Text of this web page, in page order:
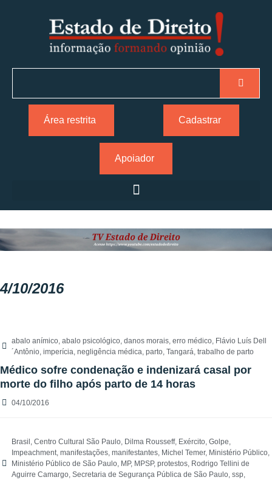
Área restrita Cadastrar
Apoiador
4/10/2016
abalo anímico, abalo psicológico, danos morais, erro médico, Flávio Luís Dell
´Antônio, imperícia, negligência médica, parto, Tangará, trabalho de parto
Médico sofre condenação e indenizará casal por
morte do filho após parto de 14 horas
04/10/2016
Brasil , Centro Cultural São Paulo, Dilma Rousseff, Exército, Golpe,
Impeachment, manifestações, manifestantes, Michel Temer, Ministério Público,
Ministério Público de São Paulo, MP, MPSP, protestos, Rodrigo Tellini de
Aguirre Camargo, Secretaria de Segurança Pública de São Paulo, ssp,